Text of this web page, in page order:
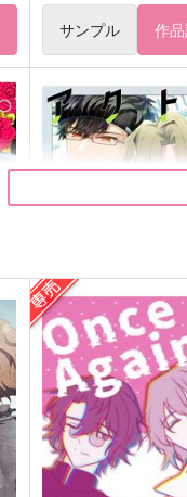
サンプル 作
アクト&ウィッチ
海ザクロ
629円（税込）
レノックス×ファウスト